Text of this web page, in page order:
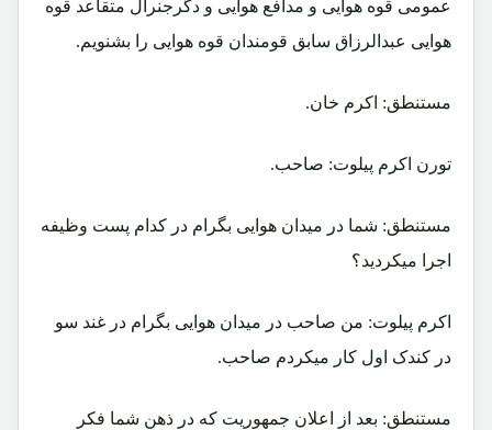
عمومی قوه هوایی و مدافع هوایی و دگرجنرال متقاعد قوه
هوایی عبدالرزاق سابق قومندان قوه هوایی را بشنویم.
مستنطق: اکرم خان.
تورن اکرم پیلوت: صاحب.
مستنطق: شما در میدان هوایی بگرام در کدام پست وظیفه
اجرا میکردید؟
اکرم پیلوت: من صاحب در میدان هوایی بگرام در غند سو
در کندک اول کار میکردم صاحب.
مستنطق: بعد از اعلان جمهوریت که در ذهن شما فکر